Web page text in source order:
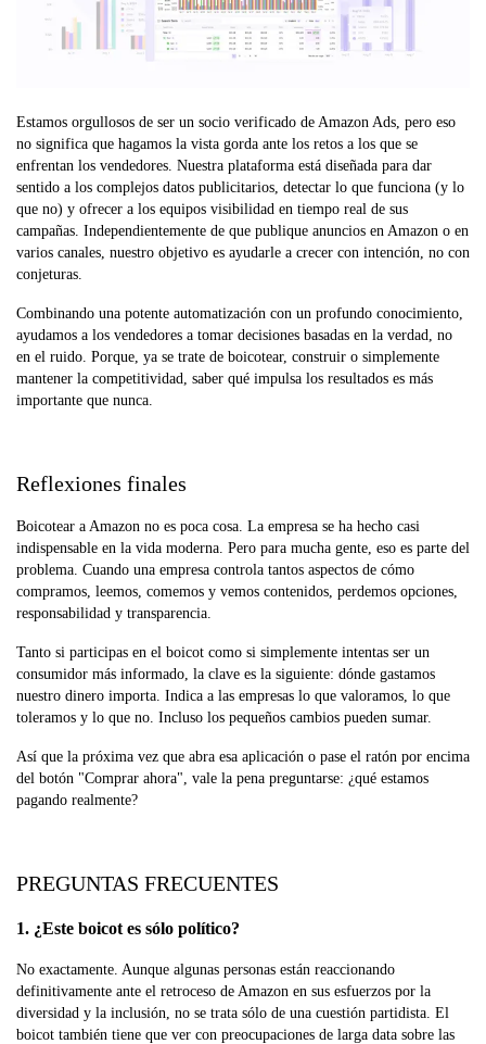
Estamos orgullosos de ser un socio verificado de Amazon Ads, pero eso
no significa que hagamos la vista gorda ante los retos a los que se
enfrentan los vendedores. Nuestra plataforma está diseñada para dar
sentido a los complejos datos publicitarios, detectar lo que funciona (y lo
que no) y ofrecer a los equipos visibilidad en tiempo real de sus
campañas. Independientemente de que publique anuncios en Amazon o en
varios canales, nuestro objetivo es ayudarle a crecer con intención, no con
conjeturas.
Combinando una potente automatización con un profundo conocimiento,
ayudamos a los vendedores a tomar decisiones basadas en la verdad, no
en el ruido. Porque, ya se trate de boicotear, construir o simplemente
mantener la competitividad, saber qué impulsa los resultados es más
importante que nunca.
Reflexiones finales
Boicotear a Amazon no es poca cosa. La empresa se ha hecho casi
indispensable en la vida moderna. Pero para mucha gente, eso es parte del
problema. Cuando una empresa controla tantos aspectos de cómo
compramos, leemos, comemos y vemos contenidos, perdemos opciones,
responsabilidad y transparencia.
Tanto si participas en el boicot como si simplemente intentas ser un
consumidor más informado, la clave es la siguiente: dónde gastamos
nuestro dinero importa. Indica a las empresas lo que valoramos, lo que
toleramos y lo que no. Incluso los pequeños cambios pueden sumar.
Así que la próxima vez que abra esa aplicación o pase el ratón por encima
del botón "Comprar ahora", vale la pena preguntarse: ¿qué estamos
pagando realmente?
PREGUNTAS FRECUENTES
1. ¿Este boicot es sólo político?
No exactamente. Aunque algunas personas están reaccionando
definitivamente ante el retroceso de Amazon en sus esfuerzos por la
diversidad y la inclusión, no se trata sólo de una cuestión partidista. El
boicot también tiene que ver con preocupaciones de larga data sobre las